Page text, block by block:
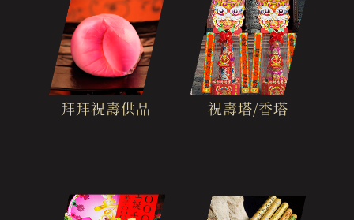
拜拜祝壽供品 祝壽塔/香塔